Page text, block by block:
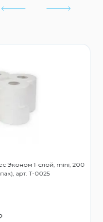
Эконом 1-слой, mini, 200
арт. Т-0025